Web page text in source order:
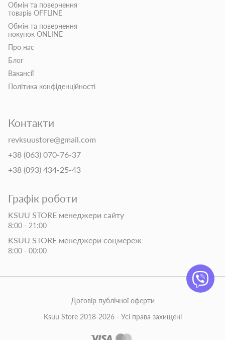
Обмін та повернення
товарів OFFLINE
Обмін та повернення
покупок ONLINE
Про нас
Блог
Вакансії
Політика конфіденційності
Контакти
revksuustore@gmail.com
+38 (063) 070-76-37
+38 (093) 434-25-43
Графік роботи
KSUU STORE менеджери сайту
8:00 - 21:00
KSUU STORE менеджери соцмереж
8:00 - 00:00
Ksuu Store 2018-2026 - Усі права захищені
Договір публічної оферти